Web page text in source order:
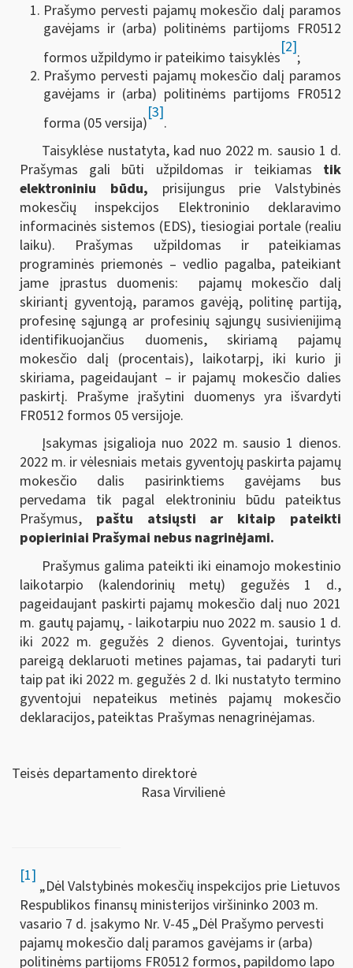
Prašymo pervesti pajamų mokesčio dalį paramos
gavėjams ir (arba) politinėms partijoms FR0512
formos užpildymo ir pateikimo taisyklės
[2]
;
Prašymo pervesti pajamų mokesčio dalį paramos
gavėjams ir (arba) politinėms partijoms FR0512
forma (05 versija)
[3]
.
Taisyklėse nustatyta, kad nuo 2022 m. sausio 1 d.
Prašymas gali būti užpildomas ir teikiamas tik
elektroniniu būdu, prisijungus prie
Valstybinės
mokesčių inspekcijos Elektroninio deklaravimo
informacinės sistemos (EDS), tiesiogiai portale (realiu
laiku). Prašymas užpildomas ir pateikiamas
programinės priemonės – vedlio pagalba, pateikiant
jame įprastus duomenis: pajamų mokesčio dalį
skiriantį gyventoją, paramos gavėją, politinę partiją,
profesinę sąjungą ar profesinių sąjungų susivienijimą
identifikuojančius duomenis, skiriamą pajamų
mokesčio dalį (procentais), laikotarpį, iki kurio ji
skiriama, pageidaujant – ir pajamų mokesčio dalies
paskirtį. Prašyme įrašytini duomenys yra išvardyti
FR0512 formos 05 versijoje.
Įsakymas įsigalioja nuo 2022 m. sausio 1 dienos.
2022 m. ir vėlesniais metais gyventojų paskirta pajamų
mokesčio dalis pasirinktiems gavėjams bus
pervedama tik pagal elektroniniu būdu pateiktus
Prašymus, paštu atsiųsti ar kitaip pateikti
popieriniai Prašymai nebus nagrinėjami.
Prašymus galima pateikti iki einamojo mokestinio
laikotarpio (kalendorinių metų) gegužės 1 d.,
pageidaujant paskirti pajamų mokesčio dalį nuo 2021
m. gautų pajamų, - laikotarpiu nuo 2022 m. sausio 1 d.
iki 2022 m. gegužės 2 dienos. Gyventojai, turintys
pareigą deklaruoti metines pajamas, tai padaryti turi
taip pat iki 2022 m. gegužės 2 d. Iki nustatyto termino
gyventojui nepateikus metinės pajamų mokesčio
deklaracijos, pateiktas Prašymas nenagrinėjamas.
Teisės departamento direktorė
Rasa Virvilienė
[1]
„Dėl Valstybinės mokesčių inspekcijos prie Lietuvos
Respublikos finansų ministerijos viršininko 2003 m.
vasario 7 d. įsakymo Nr. V-45 „Dėl Prašymo pervesti
pajamų mokesčio dalį paramos gavėjams ir (arba)
politinėms partijoms FR0512 formos, papildomo lapo